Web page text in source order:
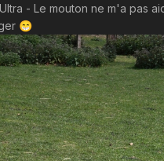
- Le mouton ne m'a pas
😁